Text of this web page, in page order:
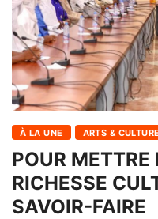
À LA UNE ARTS & CULTURE
POUR
RICHESSE
SAVOIR-FAIRE